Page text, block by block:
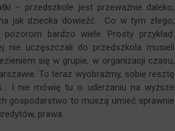
– przedszkole jest przeważnie daleko,
jak dziecka dowieźć. Co w tym złego,
bardzo wiele. Prosty przykład:
nie uczęszczali do przedszkola musieli
się w grupie, w organizacji czasu,
To teraz wyobraźmy, sobie resztę
I nie mówię tu o uderzaniu na wyższe
gospodarstwo to muszą umieć sprawnie
prawa.